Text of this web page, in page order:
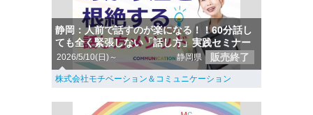
静岡：人前で話すのが楽になる！！60分話し
ても全く緊張しない「話し方」実践セミナー
2026/5/10(日)～ 静岡県 販売終了
株式会社モチベーション＆コミュニケーション